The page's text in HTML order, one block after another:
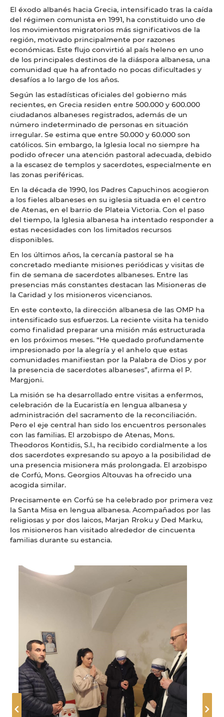
El éxodo albanés hacia Grecia, intensificado tras la caída
del régimen comunista en 1991, ha constituido uno de
los movimientos migratorios más significativos de la
región, motivado principalmente por razones
económicas. Este flujo convirtió al país heleno en uno
de los principales destinos de la diáspora albanesa, una
comunidad que ha afrontado no pocas dificultades y
desafíos a lo largo de los años.
Según las estadísticas oficiales del gobierno más
recientes, en Grecia residen entre 500.000 y 600.000
ciudadanos albaneses registrados, además de un
número indeterminado de personas en situación
irregular. Se estima que entre 50.000 y 60.000 son
católicos. Sin embargo, la Iglesia local no siempre ha
podido ofrecer una atención pastoral adecuada, debido
a la escasez de templos y sacerdotes, especialmente en
las zonas periféricas.
En la década de 1990, los Padres Capuchinos acogieron
a los fieles albaneses en su iglesia situada en el centro
de Atenas, en el barrio de Plateia Victoria. Con el paso
del tiempo, la Iglesia albanesa ha intentado responder a
estas necesidades con los limitados recursos
disponibles.
En los últimos años, la cercanía pastoral se ha
concretado mediante misiones periódicas y visitas de
fin de semana de sacerdotes albaneses. Entre las
presencias más constantes destacan las Misioneras de
la Caridad y los misioneros vicencianos.
En este contexto, la dirección albanesa de las OMP ha
intensificado sus esfuerzos. La reciente visita ha tenido
como finalidad preparar una misión más estructurada
en los próximos meses. “He quedado profundamente
impresionado por la alegría y el anhelo que estas
comunidades manifiestan por la Palabra de Dios y por
la presencia de sacerdotes albaneses”, afirma el P.
Margjoni.
La misión se ha desarrollado entre visitas a enfermos,
celebración de la Eucaristía en lengua albanesa y
administración del sacramento de la reconciliación.
Pero el eje central han sido los encuentros personales
con las familias. El arzobispo de Atenas, Mons.
Theodoros Kontidis, S.I., ha recibido cordialmente a los
dos sacerdotes expresando su apoyo a la posibilidad de
una presencia misionera más prolongada. El arzobispo
de Corfú, Mons. Georgios Altouvas ha ofrecido una
acogida similar.
Precisamente en Corfú se ha celebrado por primera vez
la Santa Misa en lengua albanesa. Acompañados por las
religiosas y por dos laicos, Marjan Rroku y Ded Marku,
los misioneros han visitado alrededor de cincuenta
familias durante su estancia.